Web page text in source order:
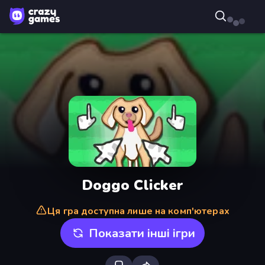
Doggo Clicker
Ця гра доступна лише на комп'ютерах
Показати інші ігри